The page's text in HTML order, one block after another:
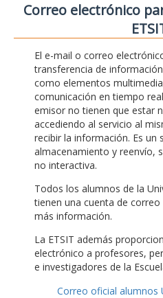
Correo electrónico
El e-mail o correo
transferencia de
como elementos
comunicación en tiempo
emisor no tienen que estar
accediendo al servicio al
recibir la información. Es un
almacenamiento y reenvío,
no interactiva.
Todos los alumnos de la
tienen una cuenta de correo
más información.
La ETSIT además
electrónico a profesores,
e investigadores de la
Correo oficial alumnos